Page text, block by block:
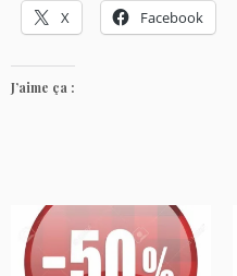
X Facebook
J’aime ça :